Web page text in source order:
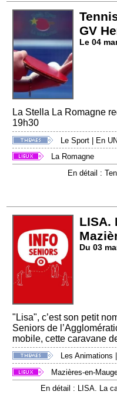
GV
Le 04
La Stella La Romagne
19h30
Le Sport | En
La Romagne
En détail :
LISA.
Du 03
"Lisa", c’est son petit
Seniors de
mobile, cette caravane
Les Animations
Mazières-en-
En détail : LISA. La